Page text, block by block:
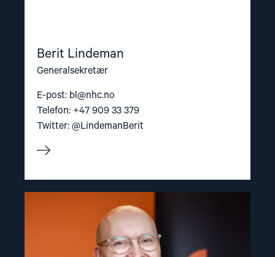
Berit Lindeman
Generalsekretær
E-post: bl@nhc.no
Telefon: +47 909 33 379
Twitter: @LindemanBerit
article
"Dag
Fedøy"